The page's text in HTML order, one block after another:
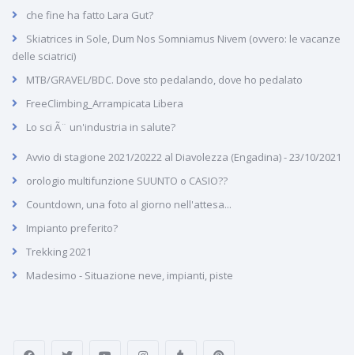
che fine ha fatto Lara Gut?
Skiatrices in Sole, Dum Nos Somniamus Nivem (ovvero: le vacanze
delle sciatrici)
MTB/GRAVEL/BDC. Dove sto pedalando, dove ho pedalato
FreeClimbing_Arrampicata Libera
Lo sci Ã¨ un'industria in salute?
Avvio di stagione 2021/20222 al Diavolezza (Engadina) - 23/10/2021
orologio multifunzione SUUNTO o CASIO??
Countdown, una foto al giorno nell'attesa...
Impianto preferito?
Trekking 2021
Madesimo - Situazione neve, impianti, piste